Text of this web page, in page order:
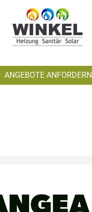
ANGEBOTE ANFORDERN